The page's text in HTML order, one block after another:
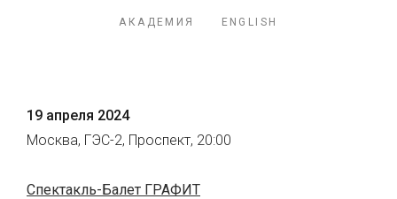
АКАДЕМИЯ ENGLISH
19 апреля 2024
Москва, ГЭС-2, Проспект, 20:00
Спектакль-Балет ГРАФИТ